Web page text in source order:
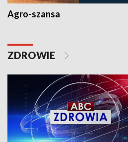
Agro-szansa
ZDROWIE